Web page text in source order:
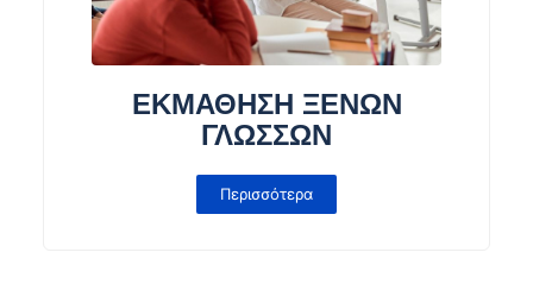
ΕΚΜΑΘΗΣΗ ΞΕΝΩΝ
ΓΛΩΣΣΩΝ
Περισσότερα